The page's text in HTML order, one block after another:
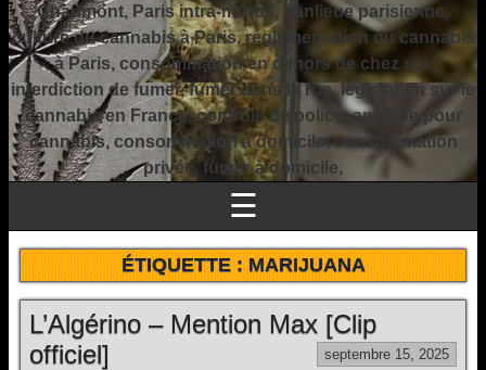
Chaumont, Paris intra-muros, banlieue parisienne,
culture du cannabis à Paris, réglementation du cannabis
à Paris, consommation en dehors de chez soi,
interdiction de fumer, fumer dans la rue, législation sur le
cannabis en France, contrôle de police, amende pour
cannabis, consommation à domicile, consommation
privée, fumer à domicile,
☰
ÉTIQUETTE :MARIJUANA
L’Algérino – Mention Max [Clip
officiel]
septembre 15, 2025